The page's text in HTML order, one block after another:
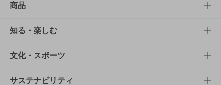
商品
商品TOP
商品一覧
商品発売情報
知る・楽しむ
知る・楽しむTOP
キャンペーン
文化・スポーツ
文化・スポーツTOP
サステナビリティ